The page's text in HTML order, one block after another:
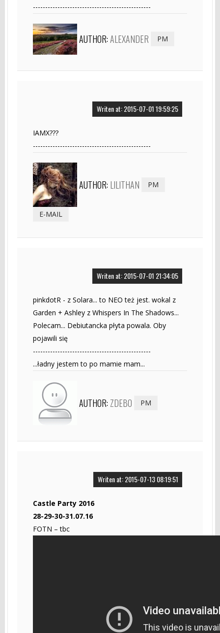
------------------------------------------------
AUTHOR:ALEXANDER PM
Writen at: 2015-07-01 19:59:25
IAMX???
------------------------------------------------
AUTHOR: LILITHAN PM
E-MAIL
Writen at: 2015-07-01 21:34:05
pinkdotR - z Solara... to NEO też jest. wokal z
Garden + Ashley z Whispers In The Shadows...
Polecam... Debiutancka płyta powala. Oby
pojawili się
------------------------------------------------
...ładny jestem to po mamie mam...
AUTHOR: ZDEBO PM
Writen at: 2015-07-13 08:19:51
Castle Party 2016
28-29-30-31.07.16
FOTN – tbc